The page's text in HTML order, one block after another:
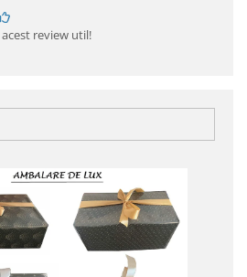
review util!